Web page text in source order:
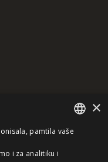
×
pamtila vaše
i za analitiku i